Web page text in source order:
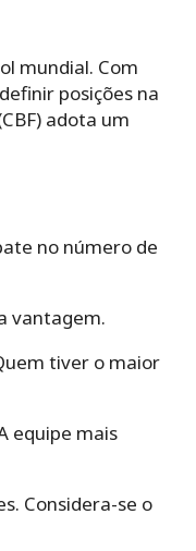
mundial. Com
posições na
adota um
no número de
vantagem.
tiver o maior
equipe mais
Considera-se o